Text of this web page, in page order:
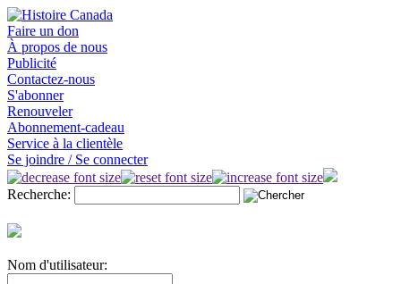
Faire un don
À propos de nous
Publicité
Contactez-nous
S'abonner
Renouveler
Abonnement-cadeau
Service à la clientèle
Se joindre / Se connecter
Recherche:
Nom d'utilisateur: